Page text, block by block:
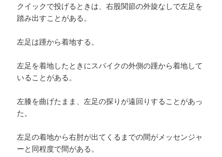
クイックで投げるときは、右股関節の外旋なしで左足を
踏み出すことがある。
左足は踵から着地する。
左足を着地したときにスパイクの外側の踵から着地して
いることがある。
左膝を曲げたまま、左足の探りが遠回りすることがあっ
た。
左足の着地から右肘が出てくるまでの間がメッセンジャ
ーと同程度で間がある。